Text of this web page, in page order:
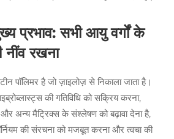
प्रभाव: सभी आयु वर्गों के
रखना
पॉलिमर है जो ज़ाइलोज़ से निकाला जाता है।
की गतिविधि को सक्रिय करना,
अन्य मैट्रिक्स के संश्लेषण को बढ़ावा देना है,
की संरचना को मजबूत करना और त्वचा की